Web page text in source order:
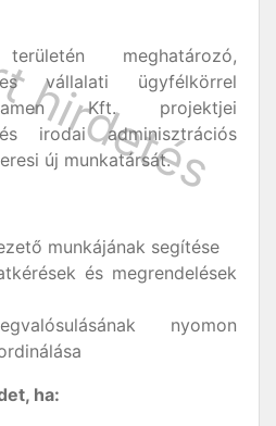
meghatározó,
vállalati ügyfélkörrel
Kft. projektjei
irodai adminisztrációs
új munkatársát.
munkájának segítése
és megrendelések
nyomon
ha: